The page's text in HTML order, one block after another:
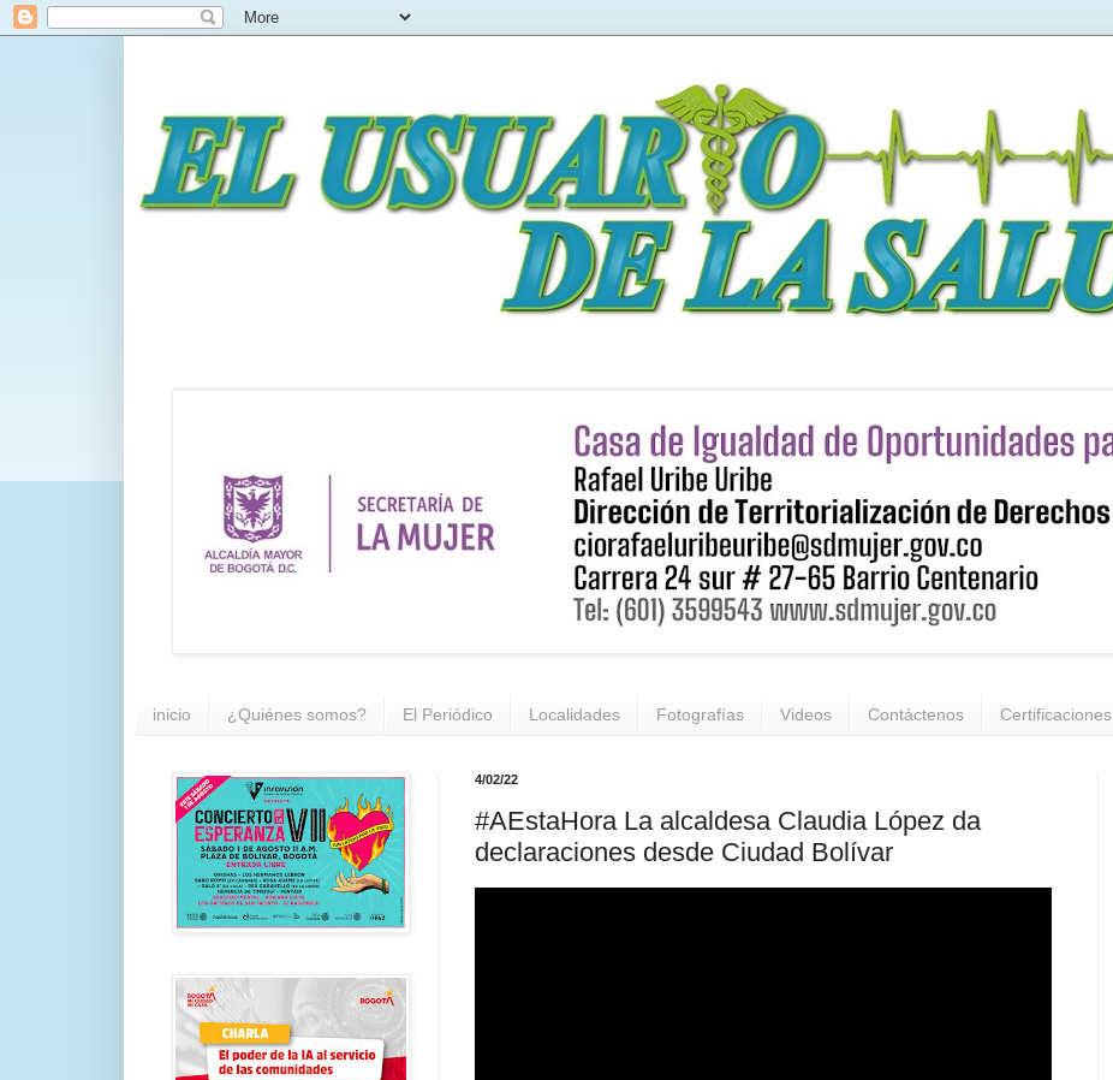
inicio ¿Quiénes somos? El Periódico Localidades Fotografías Videos Contáctenos Certificaciones
4/02/22
#AEstaHora La alcaldesa Claudia López da
declaraciones desde Ciudad Bolívar